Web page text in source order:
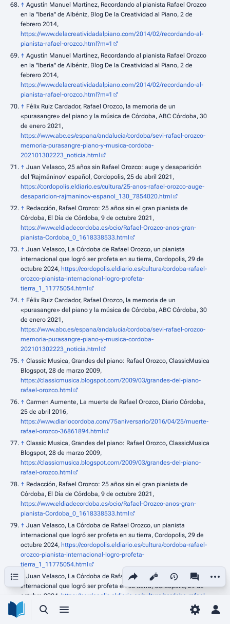
Búsqueda alternativa
Menú alternativo Toggle
Comparte esta página
Vistas associated-
↑ Agustín Manuel Martínez, Recordando al pianista Rafael Orozco
en la "Iberia" de Albéniz, Blog De la Creatividad al Piano, 2 de
febrero 2014,
https://www.delacreatividadalpiano.com/2014/02/recordando-al-
pianista-rafael-orozco.html?m=1
↑ Agustín Manuel Martínez, Recordando al pianista Rafael Orozco
en la "Iberia" de Albéniz, Blog De la Creatividad al Piano, 2 de
febrero 2014,
https://www.delacreatividadalpiano.com/2014/02/recordando-al-
pianista-rafael-orozco.html?m=1
↑ Félix Ruiz Cardador, Rafael Orozco, la memoria de un
«purasangre» del piano y la música de Córdoba, ABC Córdoba, 30
de enero 2021,
https://www.abc.es/espana/andalucia/cordoba/sevi-rafael-orozco-
memoria-purasangre-piano-y-musica-cordoba-
202101302223_noticia.html
↑ Juan Velasco, 25 años sin Rafael Orozco: auge y desaparición
del 'Rajmáninov' español, Cordopolis, 25 de abril 2021,
https://cordopolis.eldiario.es/cultura/25-anos-rafael-orozco-auge-
desaparicion-rajmaninov-espanol_130_7854020.html
↑ Redacción, Rafael Orozco: 25 años sin el gran pianista de
Córdoba, El Día de Córdoba, 9 de octubre 2021,
https://www.eldiadecordoba.es/ocio/Rafael-Orozco-anos-gran-
pianista-Cordoba_0_1618338533.html
↑ Juan Velasco, La Córdoba de Rafael Orozco, un pianista
internacional que logró ser profeta en su tierra, Cordopolis, 29 de
octubre 2024, https://cordopolis.eldiario.es/cultura/cordoba-rafael-
orozco-pianista-internacional-logro-profeta-
tierra_1_11775054.html
↑ Félix Ruiz Cardador, Rafael Orozco, la memoria de un
«purasangre» del piano y la música de Córdoba, ABC Córdoba, 30
de enero 2021,
https://www.abc.es/espana/andalucia/cordoba/sevi-rafael-orozco-
memoria-purasangre-piano-y-musica-cordoba-
202101302223_noticia.html
↑ Classic Musica, Grandes del piano: Rafael Orozco, ClassicMusica
Blogspot, 28 de marzo 2009,
https://classicmusica.blogspot.com/2009/03/grandes-del-piano-
rafael-orozco.html
↑ Carmen Aumente, La muerte de Rafael Orozco, Diario Córdoba,
25 de abril 2016,
https://www.diariocordoba.com/75aniversario/2016/04/25/muerte-
rafael-orozco-36861894.html
↑ Classic Musica, Grandes del piano: Rafael Orozco, ClassicMusica
Blogspot, 28 de marzo 2009,
https://classicmusica.blogspot.com/2009/03/grandes-del-piano-
rafael-orozco.html
↑ Redacción, Rafael Orozco: 25 años sin el gran pianista de
Córdoba, El Día de Córdoba, 9 de octubre 2021,
https://www.eldiadecordoba.es/ocio/Rafael-Orozco-anos-gran-
pianista-Cordoba_0_1618338533.html
↑ Juan Velasco, La Córdoba de Rafael Orozco, un pianista
internacional que logró ser profeta en su tierra, Cordopolis, 29 de
octubre 2024, https://cordopolis.eldiario.es/cultura/cordoba-rafael-
orozco-pianista-internacional-logro-profeta-
tierra_1_11775054.html
Juan Velasco, La Córdoba de Rafael Orozco, un pianista
internacional que logró ser profeta en su tierra, Cordopolis, 29 de
octubre 2024, https://cordopolis.eldiario.es/cultura/cordoba-rafael-
orozco-pianista-internacional-logro-profeta-
tierra_1_11775054.html
Sumario